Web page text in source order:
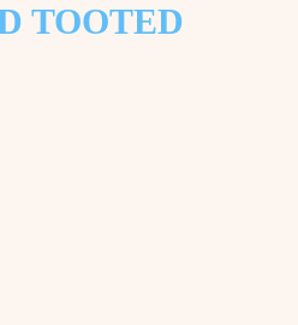
TOOTED